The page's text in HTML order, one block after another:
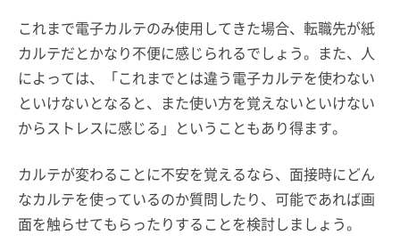
これまで電子カルテのみ使用してきた場合、転職先が紙
カルテだとかなり不便に感じられるでしょう。また、人
によっては、「これまでとは違う電子カルテを使わない
といけないとなると、また使い方を覚えないといけない
からストレスに感じる」ということもあり得ます。
カルテが変わることに不安を覚えるなら、面接時にどん
なカルテを使っているのか質問したり、可能であれば画
面を触らせてもらったりすることを検討しましょう。